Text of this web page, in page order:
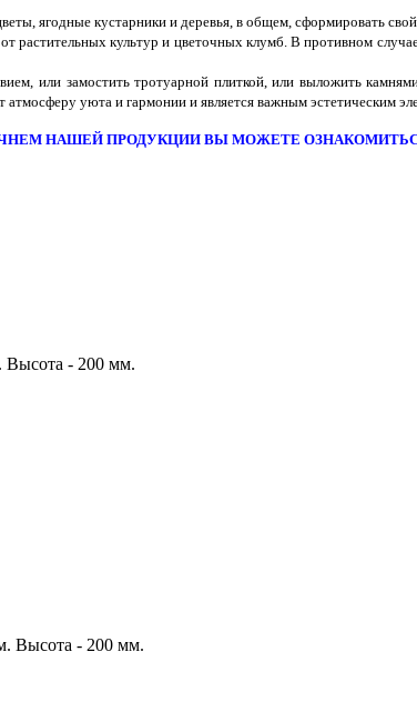
ягодные кустарники и деревья, в общем, сформировать
растительных культур и цветочных клумб. В противном
или замостить тротуарной плиткой, или выложить
уюта и гармонии и является важным эстетическим
НАШЕЙ ПРОДУКЦИИ ВЫ МОЖЕТЕ
- 200 мм.
Высота - 200 мм.